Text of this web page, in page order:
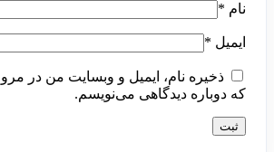
نام *
ایمیل *
ذخیره نام، ایمیل و وبسایت من در
که دوباره دیدگاهی می‌نویسم.